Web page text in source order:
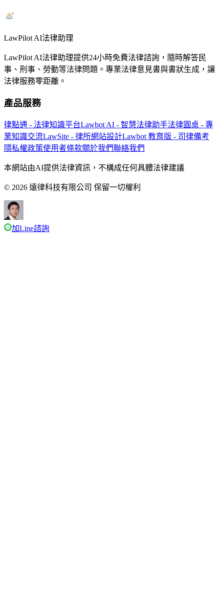
LawPilot AI法律助理
LawPilot AI法律助理提供24小時免費法律諮詢，隨時解答民
事、刑事、勞動等法律問題。專業法律意見書與書狀生成，讓
法律服務零距離。
產品服務
律點通 - 法律知識平台Lawbot AI - 智慧法律助手法律圓桌 - 專
業知識交流LawSite - 律所網站設計Lawbot 教育版 - 司律備考
隱私權政策使用者條款關於我們聯絡我們
本網站由AI提供法律資訊，不構成任何具體法律建議
© 2026 遠律科技有限公司 保留一切權利
加Line諮詢